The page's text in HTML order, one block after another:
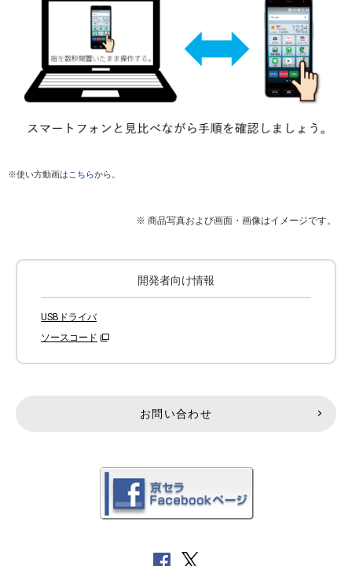
※使い方動画はこちらから。
※ 商品写真および画面・画像はイメージです。
開発者向け情報
USBドライバ
ソースコード
お問い合わせ